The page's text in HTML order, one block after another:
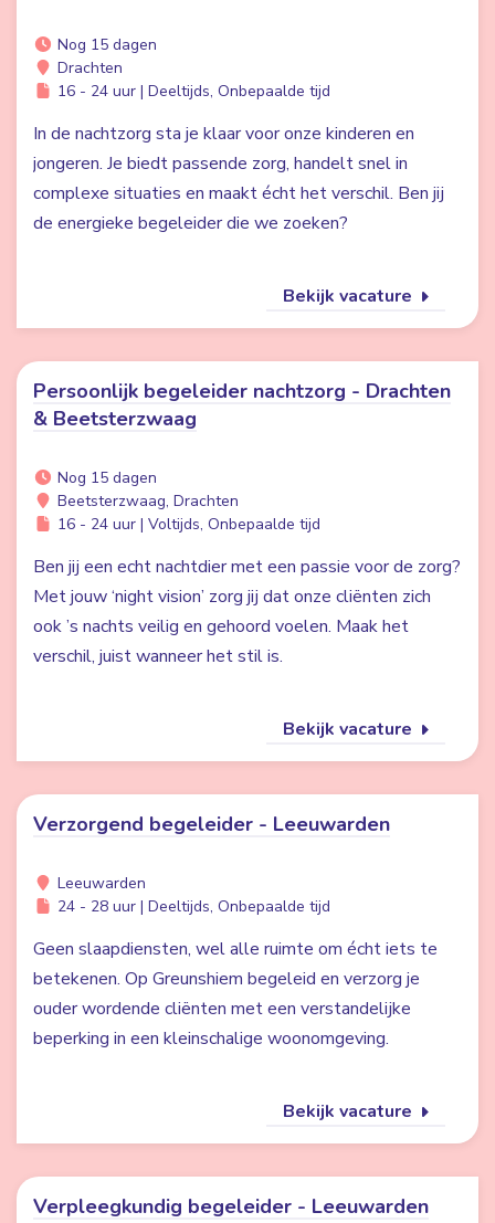
Nog 15 dagen
Drachten
16 - 24 uur | Deeltijds, Onbepaalde tijd
In de nachtzorg sta je klaar voor onze kinderen en
jongeren. Je biedt passende zorg, handelt snel in
complexe situaties en maakt écht het verschil. Ben jij
de energieke begeleider die we zoeken?
Bekijk vacature
Persoonlijk begeleider nachtzorg - Drachten
& Beetsterzwaag
Nog 15 dagen
Beetsterzwaag, Drachten
16 - 24 uur | Voltijds, Onbepaalde tijd
Ben jij een echt nachtdier met een passie voor de zorg?
Met jouw ‘night vision’ zorg jij dat onze cliënten zich
ook ’s nachts veilig en gehoord voelen. Maak het
verschil, juist wanneer het stil is.
Bekijk vacature
Verzorgend begeleider - Leeuwarden
Leeuwarden
24 - 28 uur | Deeltijds, Onbepaalde tijd
Geen slaapdiensten, wel alle ruimte om écht iets te
betekenen. Op Greunshiem begeleid en verzorg je
ouder wordende cliënten met een verstandelijke
beperking in een kleinschalige woonomgeving.
Bekijk vacature
Verpleegkundig begeleider - Leeuwarden